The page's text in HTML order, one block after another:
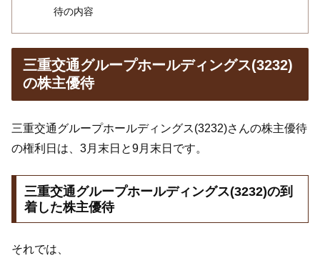
待の内容
三重交通グループホールディングス(3232)
の株主優待
三重交通グループホールディングス(3232)さんの株主優待
の権利日は、3月末日と9月末日です。
三重交通グループホールディングス(3232)の到
着した株主優待
それでは、